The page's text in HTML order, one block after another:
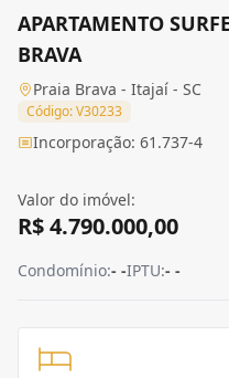
APARTAMENTO
BRAVA
Praia Brava - Itajaí - SC
Código: V30233
Incorporação: 61.737-4
Valor do imóvel:
R$ 4.790.000,00
Condomínio:- -IPTU:- -